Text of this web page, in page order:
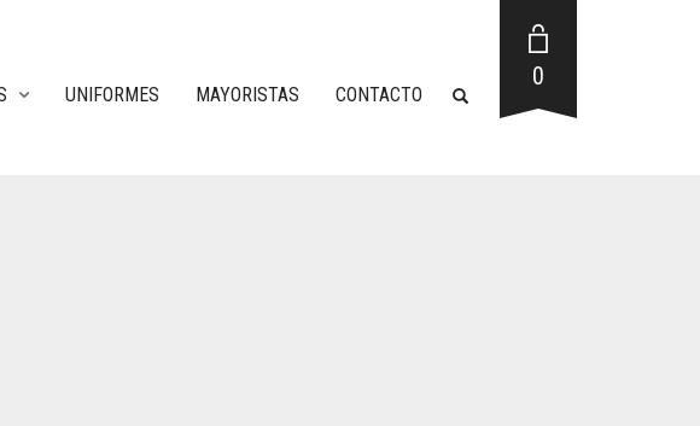
UNIFORMES MAYORISTAS CONTACTO
0